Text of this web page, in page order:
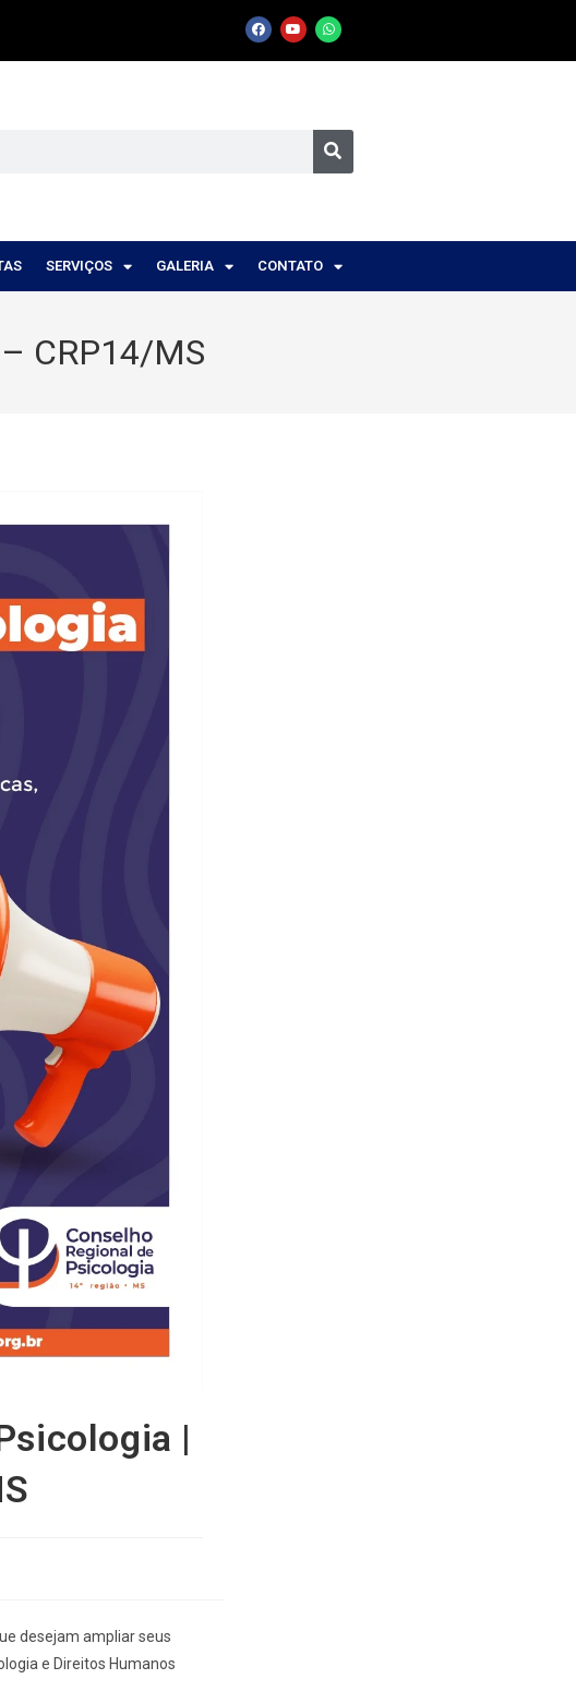
SERVIÇOS GALERIA CONTATO
CRP14/MS
|
desejam ampliar seus
e Direitos Humanos